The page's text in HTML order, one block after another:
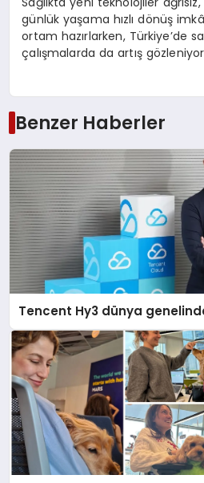
günlük yaşama hızlı dönüş
ortam hazırlarken, Türkiye’de
çalışmalarda da artış
Benzer Haberler
Tencent Hy3 dünya